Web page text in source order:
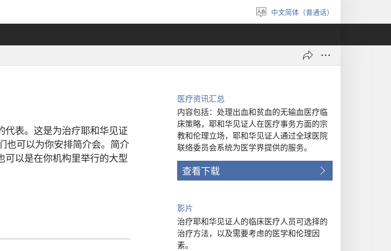
选
择
言
中文简体（普通话）
代表。这是为治疗耶和华见证
也可以为你安排简介会。简介
可以是在你机构里举行的大型
医疗资讯汇总
内容包括：处理出血和贫血的无输血医疗临
床策略，耶和华见证人在医疗事务方面的宗
教和伦理立场，耶和华见证人通过全球医院
联络委员会系统为医学界提供的服务。
查看下载
影片
治疗耶和华见证人的临床医疗人员可选择的
治疗方法，以及需要考虑的医学和伦理因
素。